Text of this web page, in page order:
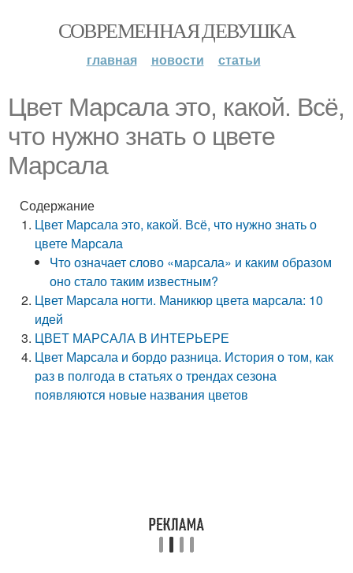
СОВРЕМЕННАЯ ДЕВУШКА
главная новости статьи
Цвет Марсала это, какой. Всё,
что нужно знать о цвете
Марсала
Содержание
Цвет Марсала это, какой. Всё, что нужно знать о
цвете Марсала
Что означает слово «марсала» и каким образом
оно стало таким известным?
Цвет Марсала ногти. Маникюр цвета марсала: 10
идей
ЦВЕТ МАРСАЛА В ИНТЕРЬЕРЕ
Цвет Марсала и бордо разница. История о том, как
раз в полгода в статьях о трендах сезона
появляются новые названия цветов